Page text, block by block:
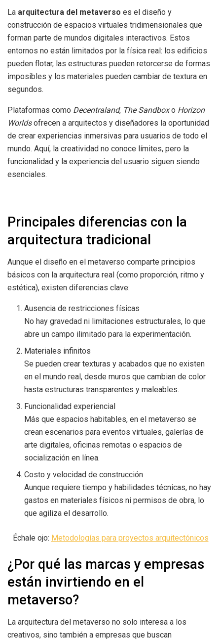
La arquitectura del metaverso es el diseño y
construcción de espacios virtuales tridimensionales que
forman parte de mundos digitales interactivos. Estos
entornos no están limitados por la física real: los edificios
pueden flotar, las estructuras pueden retorcerse de formas
imposibles y los materiales pueden cambiar de textura en
segundos.
Plataformas como Decentraland, The Sandboxo Horizon
Worldsofrecen a arquitectos y diseñadores la oportunidad
de crear experiencias inmersivas para usuarios de todo el
mundo. Aquí, la creatividad no conoce límites, pero la
funcionalidad y la experiencia del usuario siguen siendo
esenciales.
Principales diferencias con la
arquitectura tradicional
Aunque el diseño en el metaverso comparte principios
básicos con la arquitectura real (como proporción, ritmo y
estética), existen diferencias clave:
Ausencia de restricciones físicas
No hay gravedad ni limitaciones estructurales, lo que
abre un campo ilimitado para la experimentación.
Materiales infinitos
Se pueden crear texturas y acabados que no existen
en el mundo real, desde muros que cambian de color
hasta estructuras transparentes y maleables.
Funcionalidad experiencial
Más que espacios habitables, en el metaverso se
crean escenarios para eventos virtuales, galerías de
arte digitales, oficinas remotas o espacios de
socialización en línea.
Costo y velocidad de construcción
Aunque requiere tiempo y habilidades técnicas, no hay
gastos en materiales físicos ni permisos de obra, lo
que agiliza el desarrollo.
Échale ojo: Metodologías para proyectos arquitectónicos
¿Por qué las marcas y empresas
están invirtiendo en el
metaverso?
La arquitectura del metaverso no solo interesa a los
creativos, sino también a empresas que buscan